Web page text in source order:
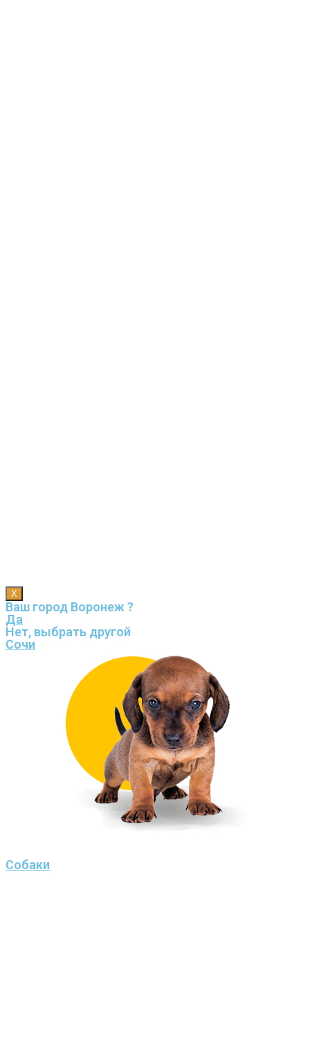
X
Ваш город Воронеж ?
Да
Нет, выбрать другой
Сочи
Собаки